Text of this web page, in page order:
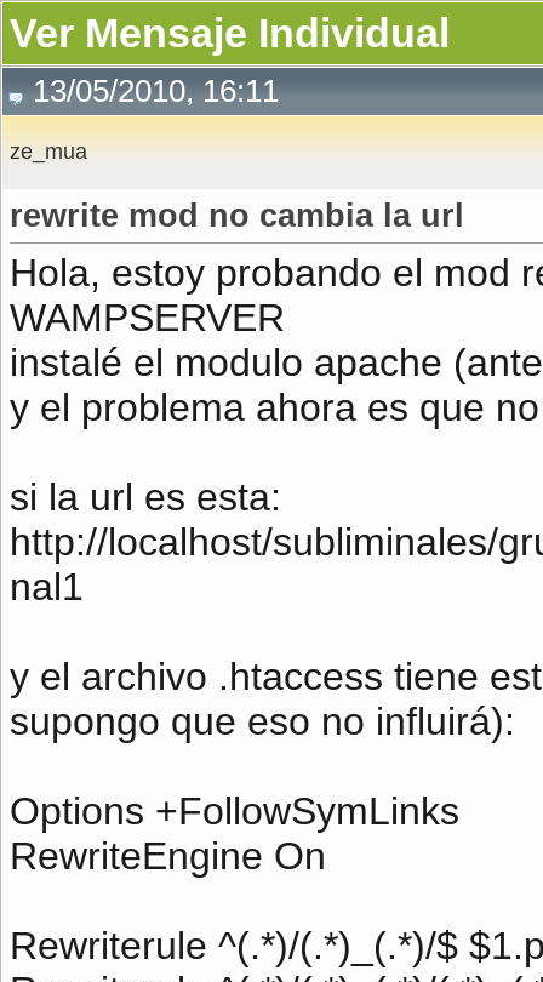
Ver Mensaje Individual
13/05/2010, 16:11
ze_mua
rewrite mod no cambia la url
Hola, estoy probando el mod
WAMPSERVER
instalé el modulo apache
y el problema ahora es que
si la url es esta:
http://localhost/subliminales/
nal1
y el archivo .htaccess tiene
supongo que eso no influirá):
Options +FollowSymLinks
RewriteEngine On
Rewriterule ^(.*)/(.*)_(.*)/$